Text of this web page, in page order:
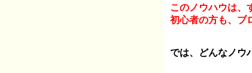
このノウハウは、
初心者の方も、ブ
では、どんなノウ